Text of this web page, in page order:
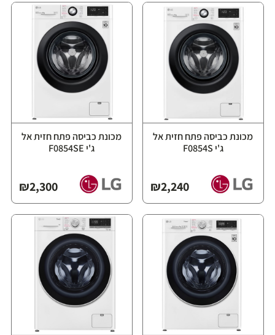
מכונת כביסה פתח חזית אל
ג'י F0854S
₪2,240
מכונת כביסה פתח חזית אל
ג'י F0854SE
₪2,300